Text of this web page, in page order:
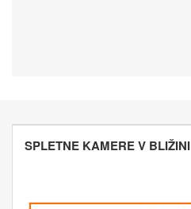
SPLETNE KAMERE V BLIŽINI